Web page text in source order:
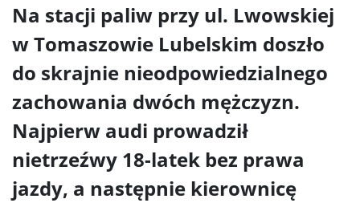
Na stacji paliw przy ul. Lwowskiej
w Tomaszowie Lubelskim doszło
do skrajnie nieodpowiedzialnego
zachowania dwóch mężczyzn.
Najpierw audi prowadził
nietrzeźwy 18-latek bez prawa
jazdy, a następnie kierownicę